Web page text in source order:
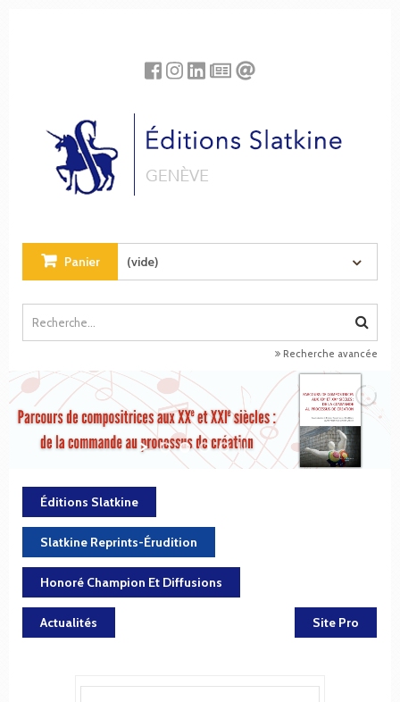
Panier (vide)
Recherche avancée
Éditions Slatkine
Slatkine Reprints-Érudition
Honoré Champion Et Diffusions
Actualités Site Pro